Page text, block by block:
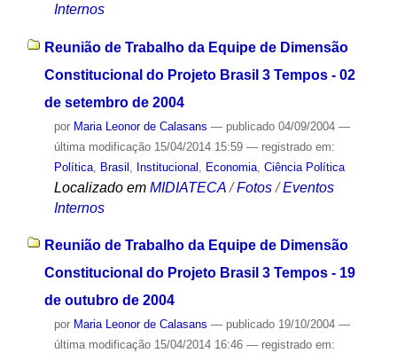
Internos
Reunião de Trabalho da Equipe de Dimensão
Constitucional do Projeto Brasil 3 Tempos - 02
de setembro de 2004
por Maria Leonor de Calasans — publicado04/09/2004 —
última modificação15/04/2014 15:59 — registrado em:
Política, Brasil Institucional Economia, Ciência Política
Localizado em MIDIATECA /Fotos /Eventos
Internos
Reunião de Trabalho da Equipe de Dimensão
Constitucional do Projeto Brasil 3 Tempos - 19
de outubro de 2004
por Maria Leonor de Calasans — publicado19/10/2004 —
última modificação15/04/2014 16:46 — registrado em: